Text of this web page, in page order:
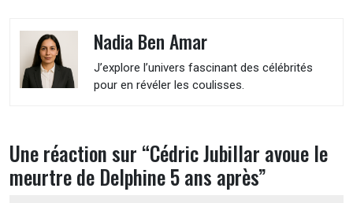
Nadia Ben Amar
J’explore l’univers fascinant des célébrités
pour en révéler les coulisses.
Une réaction sur “Cédric Jubillar avoue le
meurtre de Delphine 5 ans après”